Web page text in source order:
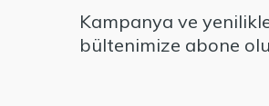
Kampanya ve
bültenimize abone